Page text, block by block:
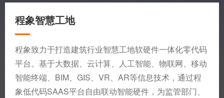
程象智慧工地
程象致力于打造建筑行业智慧工地软硬件一体化零代码
平台。基于大数据、云计算、人工智能、物联网、移动
智能终端、BIM、GIS、VR、AR等信息技术，通过程
象低代码SAAS平台自由联动智能硬件，为监管部门、